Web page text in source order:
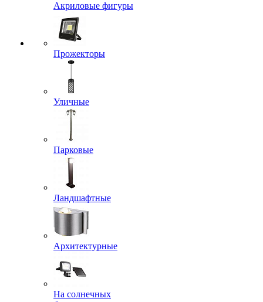
Акриловые фигуры
Прожекторы
Уличные
Парковые
Ландшафтные
Архитектурные
На солнечных